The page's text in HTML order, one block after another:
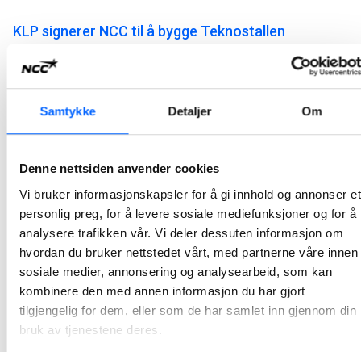
Samtykke Detaljer Om
Denne nettsiden anvender cookies
Vi bruker informasjonskapsler for å gi innhold og annonser et
personlig preg, for å levere sosiale mediefunksjoner og for å
analysere trafikken vår. Vi deler dessuten informasjon om
hvordan du bruker nettstedet vårt, med partnerne våre innen
sosiale medier, annonsering og analysearbeid, som kan
kombinere den med annen informasjon du har gjort
tilgjengelig for dem, eller som de har samlet inn gjennom din
bruk av tjenestene deres.
KLP signerer NCC til å bygge Teknostallen
NCC skal på oppdrag for KLP Eiendom AS bygge Teknostallen i Trondheim. Det 47 250 kvadratmeter store kontorbygget er planlagt ferdigstilt i september 2025.
NCC bygger Bentsebrua skole for Oslo kommune
NCC og Oslo kommune ved Oslobygg KF har signert kontrakt om bygging av Bentsebrua skole i Treschows gate i Oslo. Ungdomsskolen på 9 000 BTA, med plass til 540 elever, vil få en meget høy miljøstandard. Kontraktssummen er MNOK 360.
2021-11-19 15:23
Sjøentreprenøren utdyper innseilingen ved